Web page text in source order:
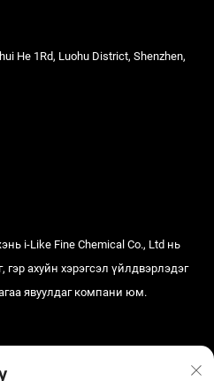
He 1Rd, Luohu District, Shenzhen,
i-Like Fine Chemical Co., Ltd нь
ахуйн хэрэгсэл үйлдвэрлэдэг
явуулдаг компани юм.